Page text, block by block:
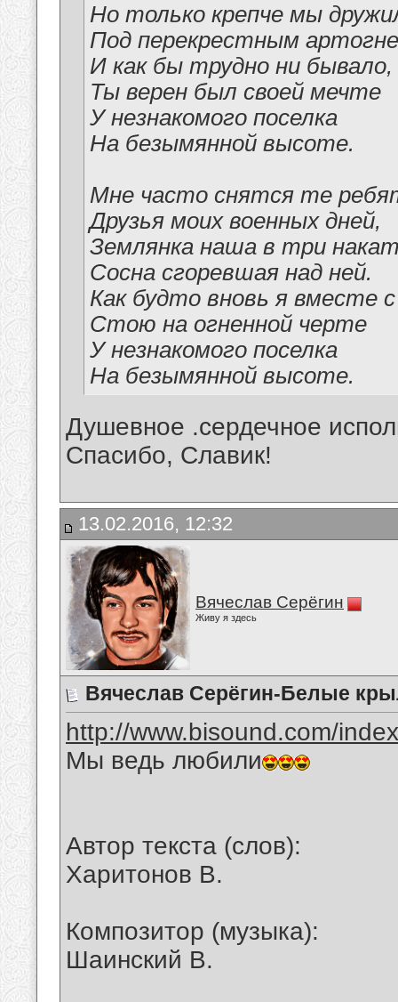
Но только крепче мы
Под перекрестным
И как бы трудно ни бывало,
Ты верен был своей мечте
У незнакомого поселка
На безымянной высоте.
Мне часто снятся те
Друзья моих военных дней,
Землянка наша в три
Сосна сгоревшая над ней.
Как будто вновь я вместе
Стою на огненной черте
У незнакомого поселка
На безымянной высоте.
Душевное .сердечное
Спасибо, Славик!
13.02.2016, 12:32
Вячеслав Серёгин
Живу я здесь
Вячеслав Серёгин-Белые
http://www.bisound.com/
Мы ведь любили
Автор текста (слов):
Харитонов В.
Композитор (музыка):
Шаинский В.